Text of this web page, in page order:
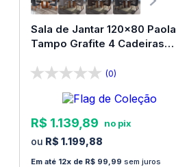
Sala de Jantar 120x80 Paola
Tampo Grafite 4 Cadeiras
(0)
R$ 1.139, 89
R$ 1.199,88
12 R$ 99 99 sem juros